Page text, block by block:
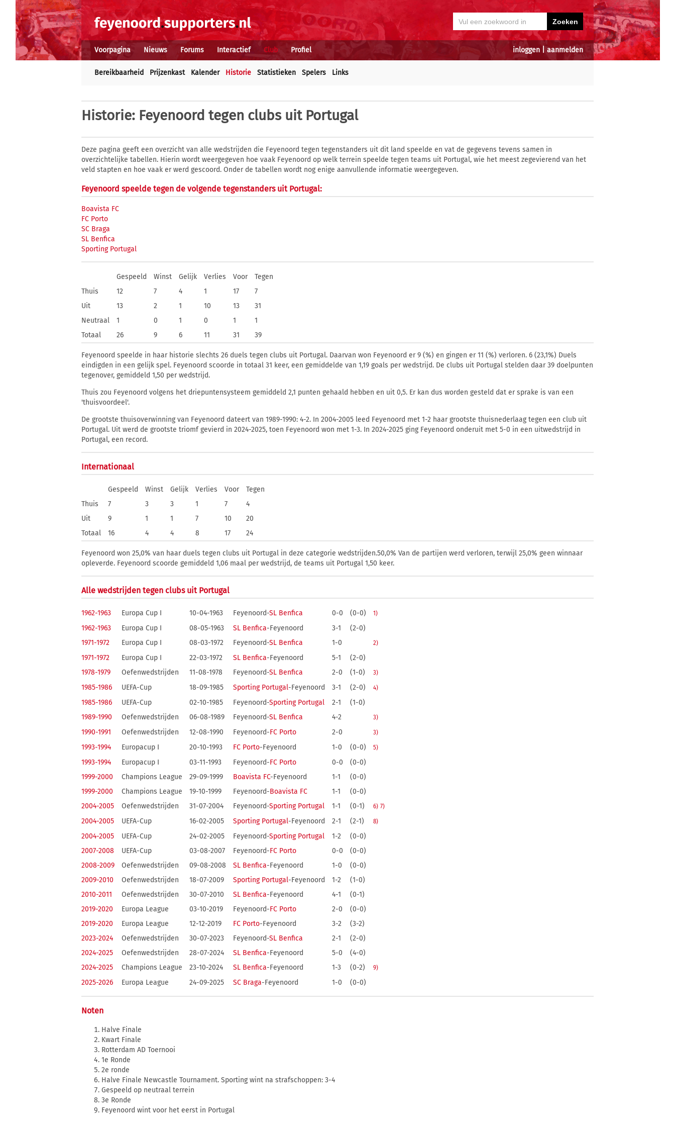
inloggen aanmelden
Voorpagina Nieuws Forums Interactief Club Profiel
Bereikbaarheid Prijzenkast Kalender Historie Statistieken Spelers Links
Historie: Feyenoord tegen clubs uit Portugal
Deze pagina geeft een overzicht van alle wedstrijden die Feyenoord tegen tegenstanders uit dit land speelde en vat de gegevens tevens samen in
overzichtelijke tabellen. Hierin wordt weergegeven hoe vaak Feyenoord op welk terrein speelde tegen teams uit Portugal, wie het meest zegevierend van het
veld stapten en hoe vaak er werd gescoord. Onder de tabellen wordt nog enige aanvullende informatie weergegeven.
Feyenoord speelde tegen de volgende tegenstanders uit Portugal:
Boavista FC
FC Porto
SC Braga
SL Benfica
Sporting Portugal
Gespeeld Winst Gelijk Verlies Voor
Tegen
Thuis
12 7 4 1 17
7
Uit
13 2 1 10 13
31
Neutraal
1 0 1 0 1
1
Totaal
26 9 6 11 31 39
Feyenoord speelde in haar historie slechts 26 duels tegen clubs uit Portugal. Daarvan won Feyenoord er 9 (%) en gingen er 11 (%) verloren. 6 (23,1%) Duels
eindigden in een gelijk spel. Feyenoord scoorde in totaal 31 keer, een gemiddelde van 1,19 goals per wedstrijd. De clubs uit Portugal stelden daar 39 doelpunten
tegenover, gemiddeld 1,50 per wedstrijd.
Thuis zou Feyenoord volgens het driepuntensysteem gemiddeld 2,1 punten gehaald hebben en uit 0,5. Er kan dus worden gesteld dat er sprake is van een
'thuisvoordeel'.
De grootste thuisoverwinning van Feyenoord dateert van 1989-1990: 4-2. In 2004-2005 leed Feyenoord met 1-2 haar grootste thuisnederlaag tegen een club uit
Portugal. Uit werd de grootste triomf gevierd in 2024-2025, toen Feyenoord won met 1-3. In 2024-2025 ging Feyenoord onderuit met 5-0 in een uitwedstrijd in
Portugal, een record.
Internationaal
Gespeeld Winst Gelijk Verlies Voor
Tegen
Thuis
7 3 3 1 7
4
Uit
9 1 1 7 10
20
Totaal
16 4 4 8 17 24
Feyenoord won 25,0% van haar duels tegen clubs uit Portugal in deze categorie wedstrijden.50,0% Van de partijen werd verloren, terwijl 25,0% geen winnaar
opleverde. Feyenoord scoorde gemiddeld 1,06 maal per wedstrijd, de teams uit Portugal 1,50 keer.
Alle wedstrijden tegen clubs uit Portugal
1962-1963 Europa Cup I 10-04-1963 Feyenoord-SL Benfica 0-0 (0-0) 1)
1962-1963 Europa Cup I 08-05-1963 SL Benfica-Feyenoord 3-1
(2-0)
1971-1972
Europa Cup I 08-03-1972 Feyenoord-SL Benfica 1-0 2)
1971-1972 Europa Cup I 22-03-1972 SL Benfica-Feyenoord 5-1
(2-0)
1978-1979
Oefenwedstrijden 11-08-1978 Feyenoord-SL Benfica 2-0 (1-0) 3)
1985-1986 UEFA-Cup 18-09-1985 Sporting Portugal-Feyenoord 3-1 (2-0) 4)
1985-1986 UEFA-Cup 02-10-1985 Feyenoord-Sporting Portugal 2-1
(1-0)
1989-1990
Oefenwedstrijden 06-08-1989 Feyenoord-SL Benfica 4-2 3)
1990-1991 Oefenwedstrijden 12-08-1990 Feyenoord-FC Porto 2-0 3)
1993-1994 Europacup I 20-10-1993 FC Porto-Feyenoord 1-0 (0-0) 5)
1993-1994 Europacup I 03-11-1993 Feyenoord-FC Porto 0-0
(0-0)
1999-2000
Champions League 29-09-1999 Boavista FC-Feyenoord 1-1
(0-0)
1999-2000
Champions League 19-10-1999 Feyenoord-Boavista FC 1-1
(0-0)
2004-2005
Oefenwedstrijden 31-07-2004 Feyenoord-Sporting Portugal 1-1 (0-1) 6) 7)
2004-2005 UEFA-Cup 16-02-2005 Sporting Portugal-Feyenoord 2-1 (2-1) 8)
2004-2005 UEFA-Cup 24-02-2005 Feyenoord-Sporting Portugal 1-2
(0-0)
2007-2008
UEFA-Cup 03-08-2007 Feyenoord-FC Porto 0-0
(0-0)
2008-2009
Oefenwedstrijden 09-08-2008 SL Benfica-Feyenoord 1-0
(0-0)
2009-2010
Oefenwedstrijden 18-07-2009 Sporting Portugal-Feyenoord 1-2
(1-0)
2010-2011
Oefenwedstrijden 30-07-2010 SL Benfica-Feyenoord 4-1
(0-1)
2019-2020
Europa League 03-10-2019 Feyenoord-FC Porto 2-0
(0-0)
2019-2020
Europa League 12-12-2019 FC Porto-Feyenoord 3-2
(3-2)
2023-2024
Oefenwedstrijden 30-07-2023 Feyenoord-SL Benfica 2-1
(2-0)
2024-2025
Oefenwedstrijden 28-07-2024 SL Benfica-Feyenoord 5-0
(4-0)
2024-2025
Champions League 23-10-2024 SL Benfica-Feyenoord 1-3 (0-2) 9)
2025-2026 Europa League 24-09-2025 SC Braga-Feyenoord 1-0 (0-0)
Noten
Halve Finale
Kwart Finale
Rotterdam AD Toernooi
1e Ronde
2e ronde
Halve Finale Newcastle Tournament. Sporting wint na strafschoppen: 3-4
Gespeeld op neutraal terrein
3e Ronde
Feyenoord wint voor het eerst in Portugal